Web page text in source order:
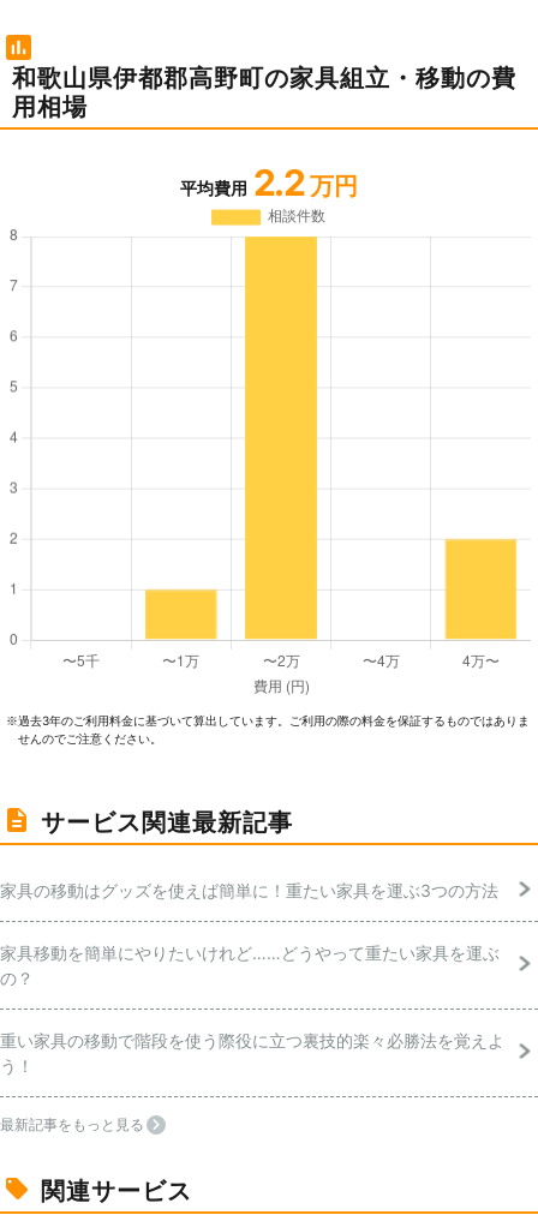
和歌山県伊都郡高野町の家具組立・移動の費
用相場
平均費用 2.2 万円
※過去3年のご利⽤料⾦に基づいて算出しています。ご利⽤の際の料⾦を保証するものではありま
せんのでご注意ください。
サービス関連最新記事
家具の移動はグッズを使えば簡単に！重たい家具を運ぶ3つの方法
家具移動を簡単にやりたいけれど……どうやって重たい家具を運ぶ
の？
重い家具の移動で階段を使う際役に立つ裏技的楽々必勝法を覚えよ
う！
最新記事をもっと見る
関連サービス